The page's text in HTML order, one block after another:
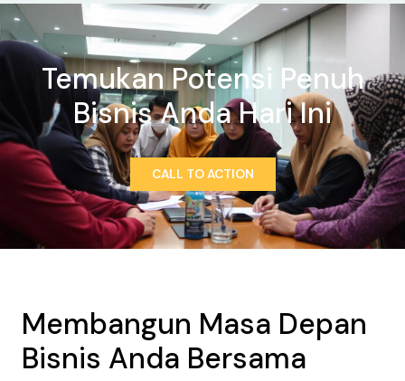
Temukan Potensi Penuh
Bisnis Anda Hari Ini
CALL TO ACTION
Membangun Masa Depan
Bisnis Anda Bersama